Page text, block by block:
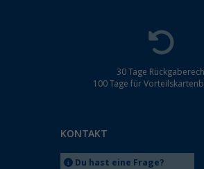
30 Tage
100 Tage für
KONTAKT
Du hast eine Frage?